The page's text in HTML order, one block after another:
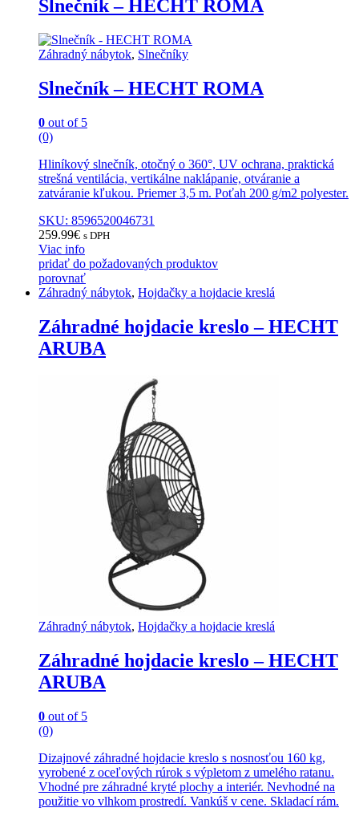
Slnečník – HECHT ROMA
Záhradný nábytok, Slnečníky
Slnečník – HECHT ROMA
0 out of 5
(0)
Hliníkový slnečník, otočný o 360°, UV ochrana, praktická
strešná ventilácia, vertikálne naklápanie, otváranie a
zatváranie kľukou. Priemer 3,5 m. Poťah 200 g/m2 polyester.
SKU: 8596520046731
259.99€ s DPH
Viac info
pridať do požadovaných produktov
porovnať
Záhradný nábytok, Hojdačky a hojdacie kreslá
Záhradné hojdacie kreslo – HECHT
ARUBA
Záhradný nábytok, Hojdačky a hojdacie kreslá
Záhradné hojdacie kreslo – HECHT
ARUBA
0 out of 5
(0)
Dizajnové záhradné hojdacie kreslo s nosnosťou 160 kg,
vyrobené z oceľových rúrok s výpletom z umelého ratanu.
Vhodné pre záhradné kryté plochy a interiér. Nevhodné na
použitie vo vlhkom prostredí. Vankúš v cene. Skladací rám.